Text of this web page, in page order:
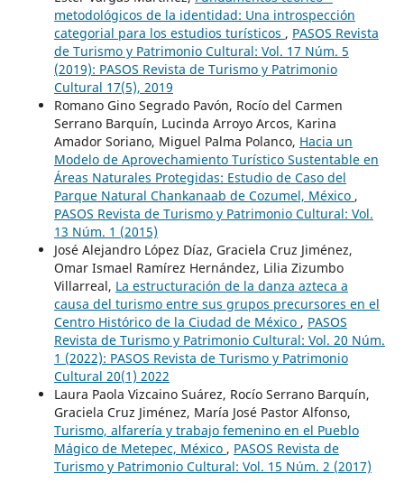
metodológicos de la identidad: Una introspección
categorial para los estudios turísticos , PASOS Revista
de Turismo y Patrimonio Cultural: Vol. 17 Núm. 5
(2019): PASOS Revista de Turismo y Patrimonio
Cultural 17(5), 2019
Romano Gino Segrado Pavón, Rocío del Carmen
Serrano Barquín, Lucinda Arroyo Arcos, Karina
Amador Soriano, Miguel Palma Polanco, Hacia un
Modelo de Aprovechamiento Turístico Sustentable en
Áreas Naturales Protegidas: Estudio de Caso del
Parque Natural Chankanaab de Cozumel, México ,
PASOS Revista de Turismo y Patrimonio Cultural: Vol.
13 Núm. 1 (2015)
José Alejandro López Díaz, Graciela Cruz Jiménez,
Omar Ismael Ramírez Hernández, Lilia Zizumbo
Villarreal, La estructuración de la danza azteca a
causa del turismo entre sus grupos precursores en el
Centro Histórico de la Ciudad de México , PASOS
Revista de Turismo y Patrimonio Cultural: Vol. 20 Núm.
1 (2022): PASOS Revista de Turismo y Patrimonio
Cultural 20(1) 2022
Laura Paola Vizcaino Suárez, Rocío Serrano Barquín,
Graciela Cruz Jiménez, María José Pastor Alfonso,
Turismo, alfarería y trabajo femenino en el Pueblo
Mágico de Metepec, México , PASOS Revista de
Turismo y Patrimonio Cultural: Vol. 15 Núm. 2 (2017)